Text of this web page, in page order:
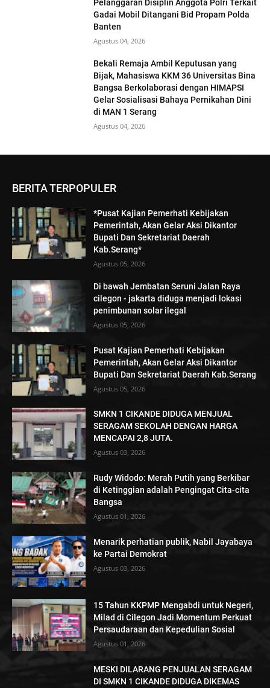
Pelanggaran Disiplin Anggota Polri Terkait
Gadai Mobil Ditangani Bid Propam Polda
Banten
Agustus 04, 2026
Bekali Remaja Ambil Keputusan yang
Bijak, Mahasiswa KKM 36 Universitas Bina
Bangsa Berkolaborasi dengan HIMAPSI
Gelar Sosialisasi Bahaya Pernikahan Dini
di MAN 1 Serang
Agustus 04, 2026
BERITA TERPOPULER
*Pusat Kajian Pemerhati Kebijakan
Pemerintah, Akan Gelar Aksi Dikantor
Bupati Dan Sekretariat Daerah
Kab.Serang*
Agustus 05, 2026
Di bawah Jembatan Seruni Jalan Raya
cilegon - jakarta diduga menjadi lokasi
penimbunan solar ilegal
Agustus 05, 2026
Pusat Kajian Pemerhati Kebijakan
Pemerintah, Akan Gelar Aksi Dikantor
Bupati Dan Sekretariat Daerah Kab.Serang
Agustus 05, 2026
SMKN 1 CIKANDE DIDUGA MENJUAL
SERAGAM SEKOLAH DENGAN HARGA
MENCAPAI 2,8 JUTA.
Agustus 03, 2026
Rudy Widodo: Merah Putih yang Berkibar
di Ketinggian adalah Pengingat Cita-cita
Bangsa
Agustus 01, 2026
Menarik perhatian publik, Nabil Jayabaya
ke Partai Demokrat
Agustus 03, 2026
15 Tahun KKPMP Mengabdi untuk Negeri,
Milad di Cilegon Jadi Momentum Perkuat
Persaudaraan dan Kepedulian Sosial
Agustus 01, 2026
MESKI DILARANG PENJUALAN SERAGAM
DI SMKN 1 CIKANDE DIDUGA DIKEMAS